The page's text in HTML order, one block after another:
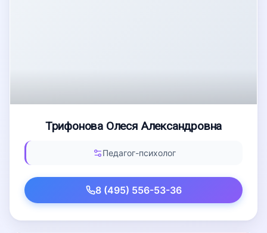
Трифонова Олеся Александровна
Педагог-психолог
8 (495) 556-53-36